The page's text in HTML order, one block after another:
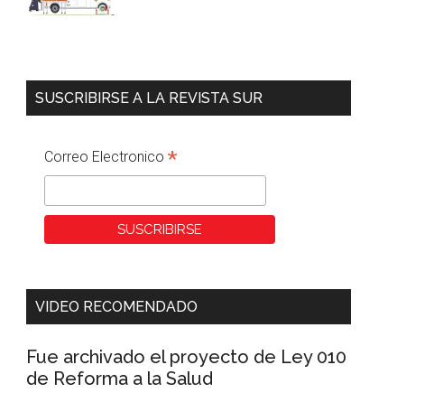
SUSCRIBIRSE A LA REVISTA SUR
Correo Electronico *
VIDEO RECOMENDADO
Fue archivado el proyecto de Ley 010
de Reforma a la Salud